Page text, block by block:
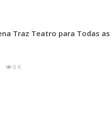
Traz Teatro para Todas as
0 K